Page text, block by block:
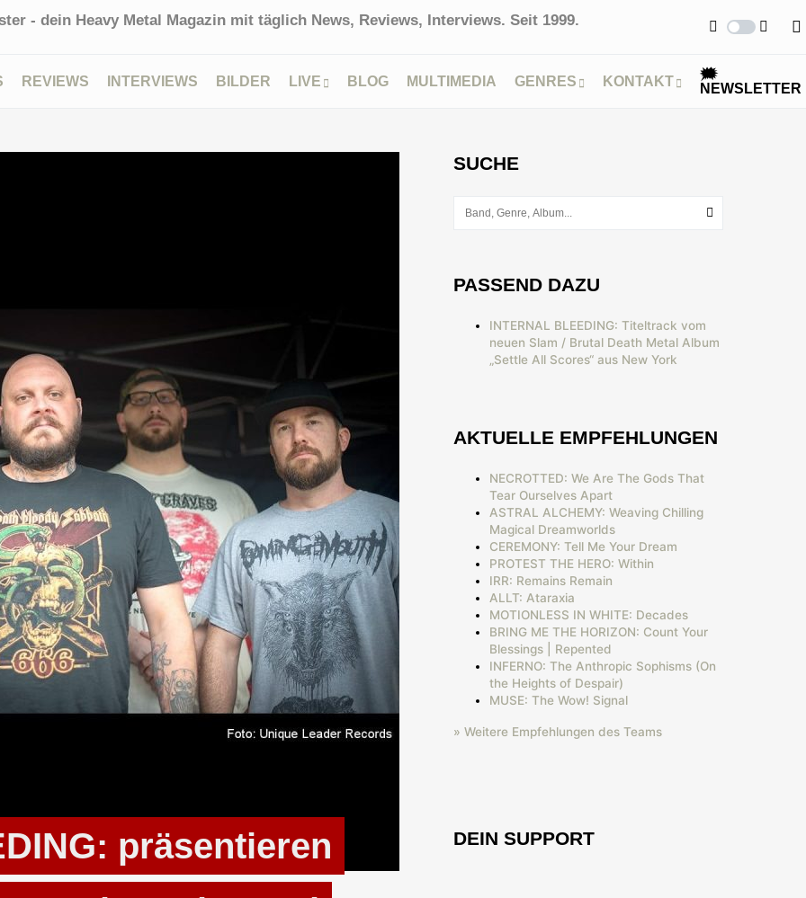
- dein Heavy Metal Magazin mit täglich News, Reviews, Interviews. Seit 1999.
REVIEWS INTERVIEWS BILDER LIVE BLOG MULTIMEDIA GENRES KONTAKT
🗯
NEWSLETTER
präsentieren
SUCHE
PASSEND DAZU
INTERNAL BLEEDING: Titeltrack vom
neuen Slam / Brutal Death Metal Album
„Settle All Scores“ aus New York
AKTUELLE EMPFEHLUNGEN
NECROTTED: We Are The Gods That
Tear Ourselves Apart
ASTRAL ALCHEMY: Weaving Chilling
Magical Dreamworlds
CEREMONY: Tell Me Your Dream
PROTEST THE HERO: Within
IRR: Remains Remain
ALLT: Ataraxia
MOTIONLESS IN WHITE: Decades
BRING ME THE HORIZON: Count Your
Blessings | Repented
INFERNO: The Anthropic Sophisms (On
the Heights of Despair)
MUSE: The Wow! Signal
» Weitere Empfehlungen des Teams
DEIN SUPPORT